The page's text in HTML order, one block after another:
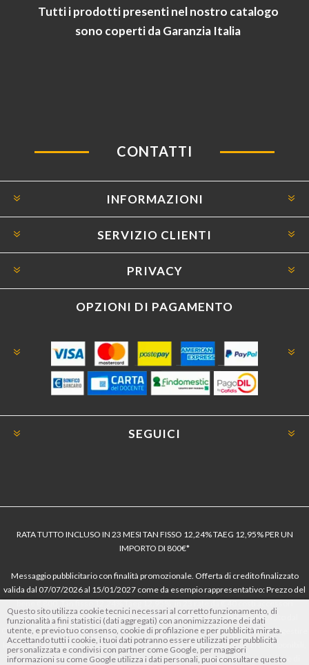
Tutti i prodotti presenti nel nostro catalogo
sono coperti da Garanzia Italia
CONTATTI
INFORMAZIONI
SERVIZIO CLIENTI
PRIVACY
OPZIONI DI PAGAMENTO
SEGUICI
RATA TUTTO INCLUSO IN 23 MESI TAN FISSO 12,24% TAEG 12,95% PER UN
IMPORTO DI 800€*
Messaggio pubblicitario con finalità promozionale. Offerta di credito finalizzato
valida dal 07/07/2026 al 15/01/2027 come da esempio rappresentativo: Prezzo del
dell’offerta azzerati. Importo totale del credito € 800. Importo totale dovuto dal
Consumatore € 920. Decorrenza media della prima rata a 90 giorni. Al fine di gestire
le tue spese in modo responsabile e di conoscere eventuali altre offerte disponibili,
Findomestic ti ricorda, prima di sottoscrivere il contratto, di prendere visione di
Questo sito utilizza cookie tecnici necessari al corretto funzionamento, di
funzionalità a fini statistici (dati aggregati) con anonimizzazione dei dati
utente, e previo tuo consenso, cookie di profilazione e per pubblicità mirata.
Accettando tutti i cookie, i tuoi dati potranno essere utilizzati per pubblicità
personalizzata e condivisi con partner come Google, per maggiori
informazioni su come Google utilizza i dati personali, puoi consultare questo